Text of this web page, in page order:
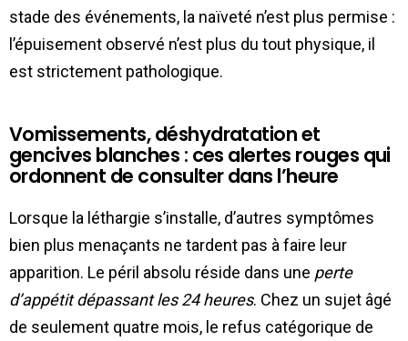
stade des événements, la naïveté n’est plus permise :
l’épuisement observé n’est plus du tout physique, il
est strictement pathologique.
Vomissements, déshydratation et
gencives blanches : ces alertes rouges qui
ordonnent de consulter dans l’heure
Lorsque la léthargie s’installe, d’autres symptômes
bien plus menaçants ne tardent pas à faire leur
apparition. Le péril absolu réside dans une perte
d’appétit dépassant les 24 heures. Chez un sujet âgé
de seulement quatre mois, le refus catégorique de